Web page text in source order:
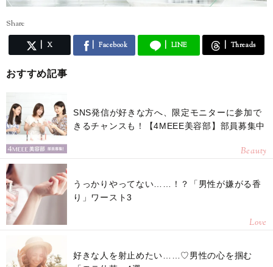
Share
X Facebook LINE Threads
おすすめ記事
SNS発信が好きな方へ、限定モニターに参加で
きるチャンスも！【4MEEE美容部】部員募集中
Beauty
うっかりやってない……！？「男性が嫌がる香
り」ワースト3
Love
好きな人を射止めたい……♡男性の心を掴む